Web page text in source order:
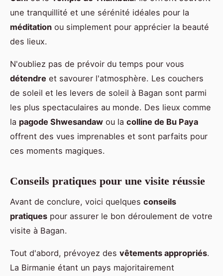
une tranquillité et une sérénité idéales pour la
méditation ou simplement pour apprécier la beauté
des lieux.
N'oubliez pas de prévoir du temps pour vous
détendre et savourer l'atmosphère. Les couchers
de soleil et les levers de soleil à Bagan sont parmi
les plus spectaculaires au monde. Des lieux comme
la pagode Shwesandaw ou la colline de Bu Paya
offrent des vues imprenables et sont parfaits pour
ces moments magiques.
Conseils pratiques pour une visite réussie
Avant de conclure, voici quelques conseils
pratiques pour assurer le bon déroulement de votre
visite à Bagan.
Tout d'abord, prévoyez des vêtements appropriés.
La Birmanie étant un pays majoritairement